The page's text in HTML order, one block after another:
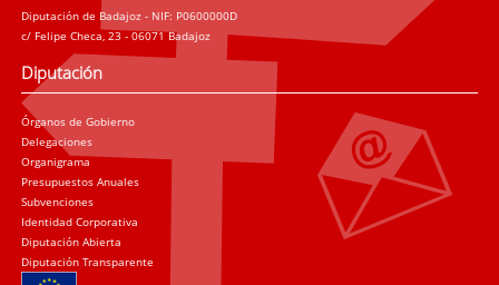
Diputación de Badajoz - NIF: P0600000D
c/ Felipe Checa, 23 - 06071 Badajoz
Diputación
Órganos de Gobierno
Delegaciones
Organigrama
Presupuestos Anuales
Subvenciones
Identidad Corporativa
Diputación Abierta
Diputación Transparente